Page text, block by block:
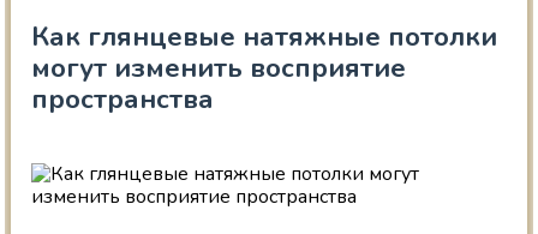
Как глянцевые натяжные потолки
могут изменить восприятие
пространства